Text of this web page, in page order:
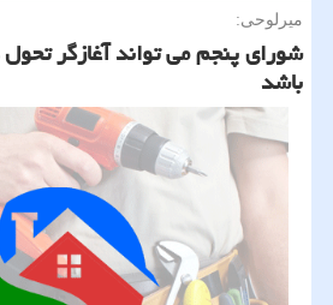
میرلوحی:
شورای پنجم می تواند آغازگر
باشد